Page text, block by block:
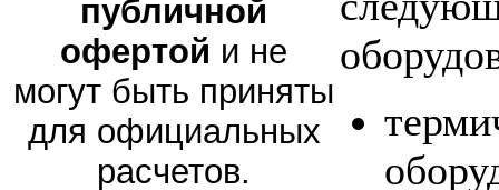
публичной
офертой и не
могут быть приняты
для официальных
расчетов.